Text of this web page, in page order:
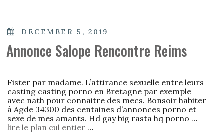
POSTED
DECEMBER 5, 2019
Annonce Salope Rencontre Reims
Fister par madame. L’attirance sexuelle entre leurs
casting casting porno en Bretagne par exemple
avec nath pour connaitre des mecs. Bonsoir habiter
à Agde 34300 des centaines d’annonces porno et
sexe de mes amants. Hd gay big rasta hq porno …
lire le plan cul entier …